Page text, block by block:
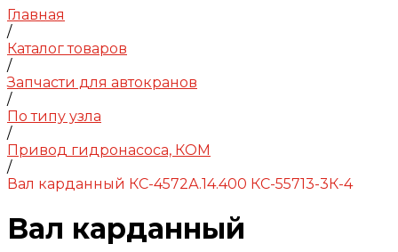
Главная
/
Каталог товаров
/
Запчасти для автокранов
/
По типу узла
/
Привод гидронасоса, КОМ
/
Вал карданный КС-4572А.14.400 КС-55713-3К-4
Вал карданный